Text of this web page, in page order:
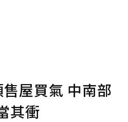
屋買氣 中南部
其衝